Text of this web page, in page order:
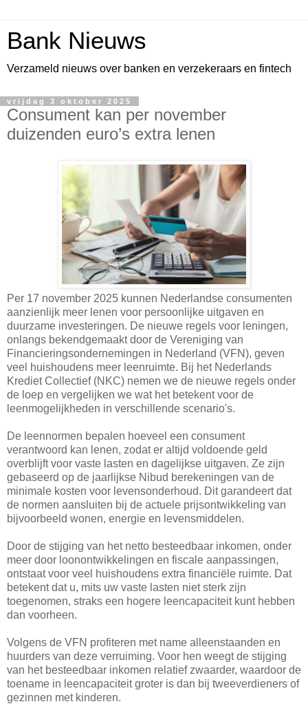
Bank Nieuws
Verzameld nieuws over banken en verzekeraars en fintech
vrijdag 3 oktober 2025
Consument kan per november
duizenden euro’s extra lenen
Per 17 november 2025 kunnen Nederlandse consumenten
aanzienlijk meer lenen voor persoonlijke uitgaven en
duurzame investeringen. De nieuwe regels voor leningen,
onlangs bekendgemaakt door de Vereniging van
Financieringsondernemingen in Nederland (VFN), geven
veel huishoudens meer leenruimte. Bij het Nederlands
Krediet Collectief (NKC) nemen we de nieuwe regels onder
de loep en vergelijken we wat het betekent voor de
leenmogelijkheden in verschillende scenario's.
De leennormen bepalen hoeveel een consument
verantwoord kan lenen, zodat er altijd voldoende geld
overblijft voor vaste lasten en dagelijkse uitgaven. Ze zijn
gebaseerd op de jaarlijkse Nibud berekeningen van de
minimale kosten voor levensonderhoud. Dit garandeert dat
de normen aansluiten bij de actuele prijsontwikkeling van
bijvoorbeeld wonen, energie en levensmiddelen.
Door de stijging van het netto besteedbaar inkomen, onder
meer door loonontwikkelingen en fiscale aanpassingen,
ontstaat voor veel huishoudens extra financiële ruimte. Dat
betekent dat u, mits uw vaste lasten niet sterk zijn
toegenomen, straks een hogere leencapaciteit kunt hebben
dan voorheen.
Volgens de VFN profiteren met name alleenstaanden en
huurders van deze verruiming. Voor hen weegt de stijging
van het besteedbaar inkomen relatief zwaarder, waardoor de
toename in leencapaciteit groter is dan bij tweeverdieners of
gezinnen met kinderen.